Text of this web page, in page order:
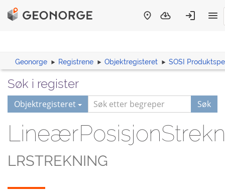
Geonorge Registrene Objektregisteret SOSI
Søk i register
Objektregisteret Søk
LRSTREKNING